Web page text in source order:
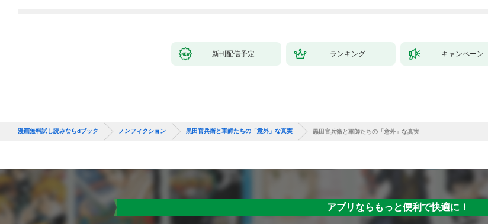
新刊配信予定 ランキング キャンペーン
漫画無料試し読みならdブック ノンフィクション 黒田官兵衛と軍師たちの「意外」な真実 黒田官兵衛と軍師たちの「意外」な真実
アプリならもっと便利で快適に！